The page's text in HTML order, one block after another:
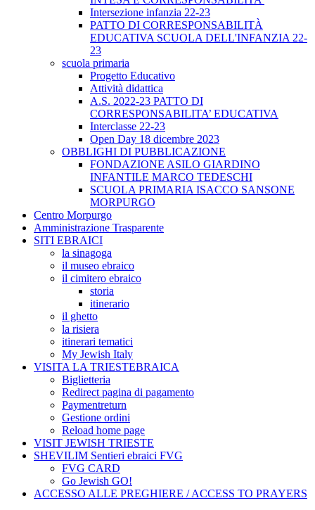
Intersezione infanzia 22-23
PATTO DI CORRESPONSABILITÀ
EDUCATIVA SCUOLA DELL'INFANZIA 22-
23
scuola primaria
Progetto Educativo
Attività didattica
A.S. 2022-23 PATTO DI
CORRESPONSABILITA’ EDUCATIVA
Interclasse 22-23
Open Day 18 dicembre 2023
OBBLIGHI DI PUBBLICAZIONE
FONDAZIONE ASILO GIARDINO
INFANTILE MARCO TEDESCHI
SCUOLA PRIMARIA ISACCO SANSONE
MORPURGO
Centro Morpurgo
Amministrazione Trasparente
SITI EBRAICI
la sinagoga
il museo ebraico
il cimitero ebraico
storia
itinerario
il ghetto
la risiera
itinerari tematici
My Jewish Italy
VISITA LA TRIESTEBRAICA
Biglietteria
Redirect pagina di pagamento
Paymentreturn
Gestione ordini
Reload home page
VISIT JEWISH TRIESTE
SHEVILIM Sentieri ebraici FVG
FVG CARD
Go Jewish GO!
ACCESSO ALLE PREGHIERE / ACCESS TO PRAYERS